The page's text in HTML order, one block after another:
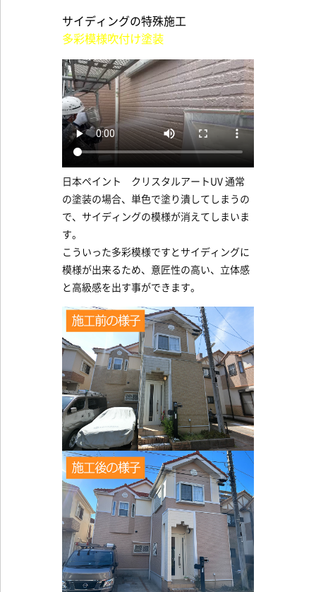
サイディングの特殊施工
多彩模様吹付け塗装
日本ペイント クリスタルアートUV 通常
の塗装の場合、単色で塗り潰してしまうの
で、サイディングの模様が消えてしまいま
す。
こういった多彩模様ですとサイディングに
模様が出来るため、意匠性の高い、立体感
と高級感を出す事ができます。